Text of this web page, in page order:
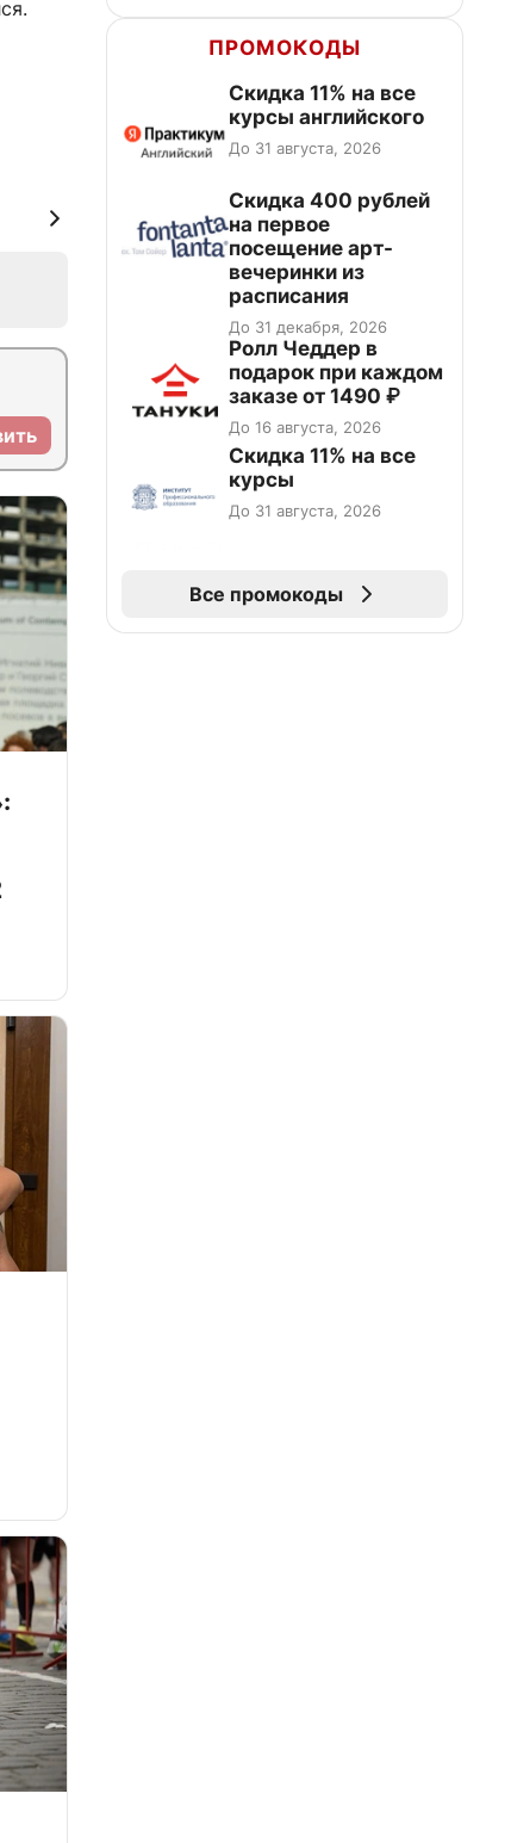
ПРОМОКОДЫ
Скидка 11% на все
курсы английского
До 31 августа, 2026
Cкидка 400 рублей
на первое
посещение арт-
вечеринки из
расписания
До 31 декабря, 2026
Ролл Чеддер в
подарок при каждом
заказе от 1490 ₽
До 16 августа, 2026
Скидка 11% на все
курсы
До 31 августа, 2026
Все промокоды